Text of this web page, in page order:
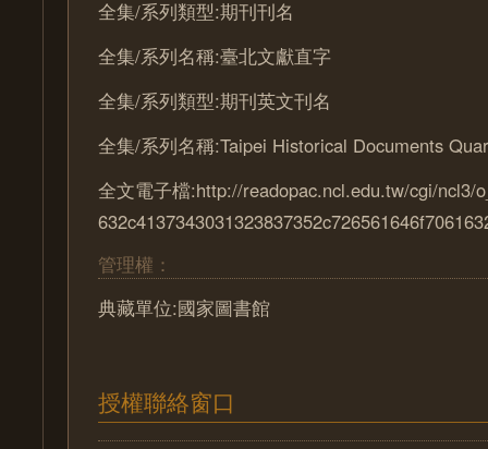
全集/系列類型:期刊刊名
全集/系列名稱:臺北文獻直字
全集/系列類型:期刊英文刊名
全集/系列名稱:Taipei Historical Documents
全文電子檔:http://readopac.ncl.edu.tw/cgi/ncl3/
管理權：
典藏單位:國家圖書館
授權聯絡窗口